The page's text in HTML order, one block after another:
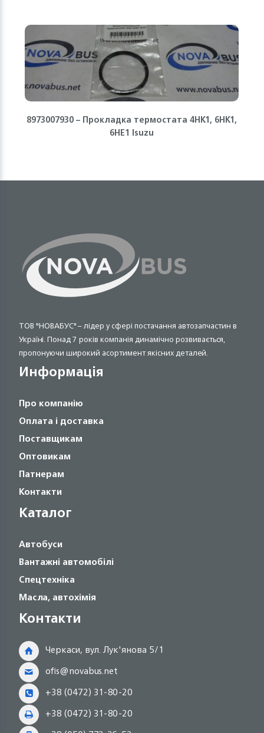
8973007930 – Прокладка термостата 4HK1, 6HK1,
6HE1 Isuzu
ТОВ "НОВАБУС" – лідер у сфері постачання автозапчастин в
Україні. Понад 7 років компанія динамічно розвивається,
пропонуючи широкий асортимент якісних деталей.
Информація
Про компанію
Оплата і доставка
Поставщикам
Оптовикам
Патнерам
Контакти
Каталог
Автобуси
Вантажні автомобілі
Спецтехніка
Масла, автохімія
Контакти
Черкаси, вул. Лук'янова 5/1
ofis@novabus.net
+38 (0472) 31-80-20
+38 (0472) 31-80-20